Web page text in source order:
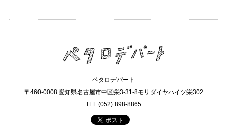
ペタロデパート
〒460-0008 愛知県名古屋市中区栄3-31-8モリダイヤハイツ栄302
TEL:(052) 898-8865